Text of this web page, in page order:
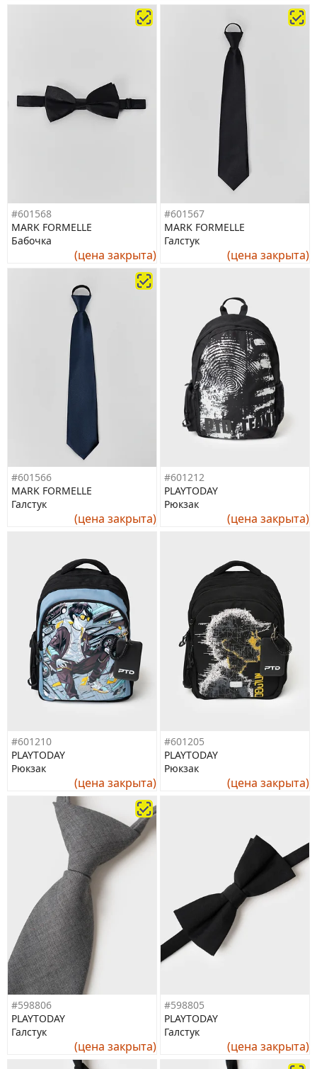
#601568
MARK FORMELLE
Бабочка
(цена закрыта)
#601567
MARK FORMELLE
Галстук
(цена закрыта)
#601566
MARK FORMELLE
Галстук
(цена закрыта)
#601212
PLAYTODAY
Рюкзак
(цена закрыта)
#601210
PLAYTODAY
Рюкзак
(цена закрыта)
#601205
PLAYTODAY
Рюкзак
(цена закрыта)
#598806
PLAYTODAY
Галстук
(цена закрыта)
#598805
PLAYTODAY
Галстук
(цена закрыта)